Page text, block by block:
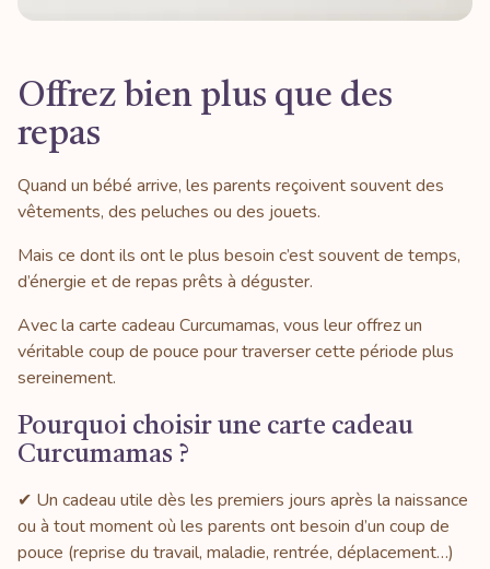
Offrez bien plus que des
repas
Quand un bébé arrive, les parents reçoivent souvent des
vêtements, des peluches ou des jouets.
Mais ce dont ils ont le plus besoin c’est souvent de temps,
d’énergie et de repas prêts à déguster.
Avec la carte cadeau Curcumamas, vous leur offrez un
véritable coup de pouce pour traverser cette période plus
sereinement.
Pourquoi choisir une carte cadeau
Curcumamas ?
✔ Un cadeau utile dès les premiers jours après la naissance
ou à tout moment où les parents ont besoin d’un coup de
pouce (reprise du travail, maladie, rentrée, déplacement…)